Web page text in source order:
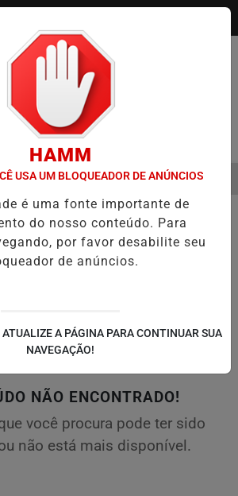
Notícia
PARA ESTUDANTES DA ESCOLA
MENU
NÃO ENCONTRADO!
você procura pode ter sido
não está mais disponível.
HAMM
USA UM BLOQUEADOR DE ANÚNCIOS
é uma fonte importante de
do nosso conteúdo. Para
por favor desabilite seu
de anúncios.
A PÁGINA PARA CONTINUAR SUA
NAVEGAÇÃO!